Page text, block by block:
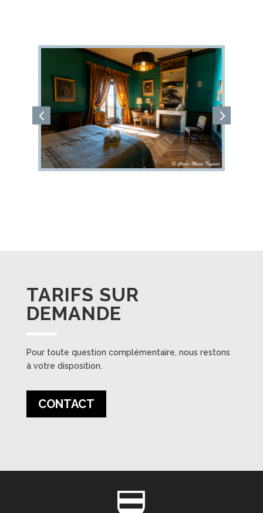
TARIFS SUR
DEMANDE
Pour toute question complémentaire, nous restons
à votre disposition.
CONTACT